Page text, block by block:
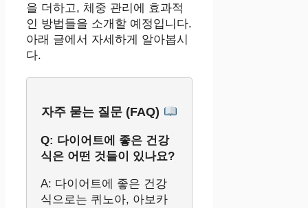
을 더하고, 체중 관리에 효과적
인 방법들을 소개할 예정입니다.
아래 글에서 자세하게 알아봅시
다.
자주 묻는 질문 (FAQ)
Q: 다이어트에 좋은 건강
식은 어떤 것들이 있나요?
A: 다이어트에 좋은 건강
식으로는 퀴노아, 아보카